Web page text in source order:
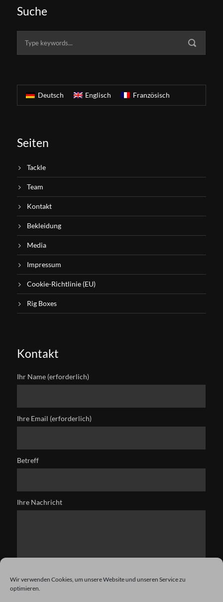
Wir verwenden Cookies, um unsere Website und unseren Service zu
optimieren.
Suche
Deutsch Englisch Französisch
Seiten
Tackle
Team
Kontakt
Bekleidung
Media
Impressum
Cookie-Richtlinie (EU)
Rig Boxes
Kontakt
Ihr Name (erforderlich)
Ihre Email (erforderlich)
Betreff
Ihre Nachricht